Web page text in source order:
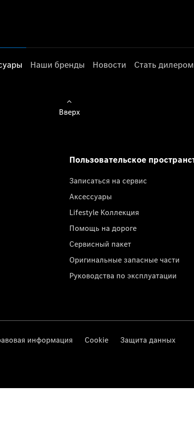
Наши бренды Новости Стать дилером
Вверх
Пользовательское
Записаться на сервис
Аксессуары
Lifestyle Коллекция
Помощь на дороге
Сервисный пакет
Оригинальные запасные части
Руководства по эксплуатации
информация Cookie Защита данных